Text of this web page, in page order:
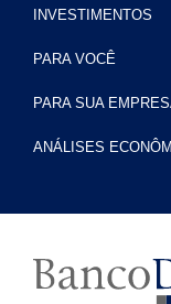
INVESTIMENTOS
PARA VOCÊ
PARA SUA
ANÁLISES